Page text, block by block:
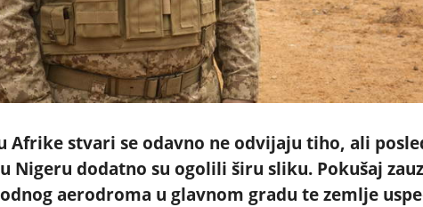
Afrike stvari se odavno ne odvijaju tiho, ali
Nigeru dodatno su ogolili širu sliku. Pokušaj
aerodroma u glavnom gradu te zemlje